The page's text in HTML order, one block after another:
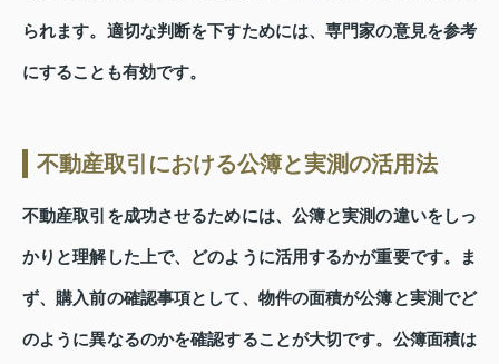
られます。適切な判断を下すためには、専門家の意見を参考
にすることも有効です。
不動産取引における公簿と実測の活用法
不動産取引を成功させるためには、公簿と実測の違いをしっ
かりと理解した上で、どのように活用するかが重要です。ま
ず、購入前の確認事項として、物件の面積が公簿と実測でど
のように異なるのかを確認することが大切です。公簿面積は